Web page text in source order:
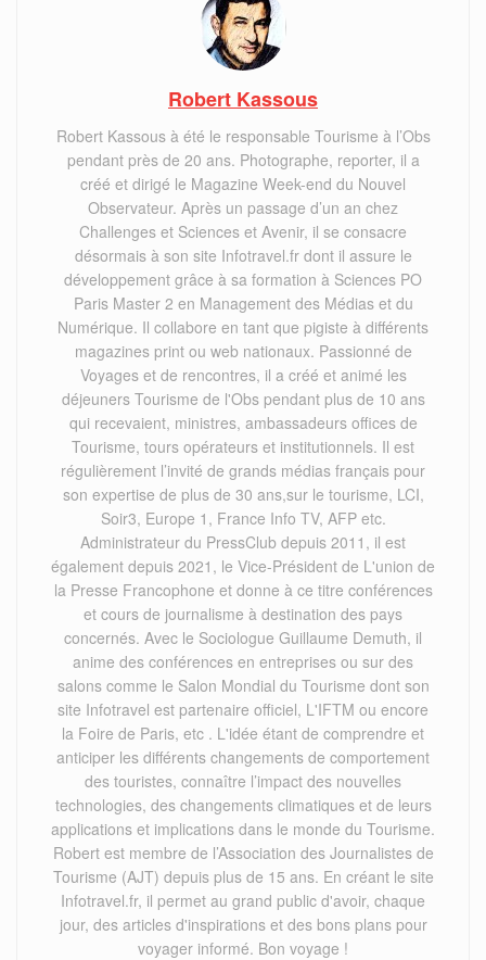
Robert Kassous
Robert Kassous à été le responsable Tourisme à l’Obs
pendant près de 20 ans. Photographe, reporter, il a
créé et dirigé le Magazine Week-end du Nouvel
Observateur. Après un passage d’un an chez
Challenges et Sciences et Avenir, il se consacre
désormais à son site Infotravel.fr dont il assure le
développement grâce à sa formation à Sciences PO
Paris Master 2 en Management des Médias et du
Numérique. Il collabore en tant que pigiste à différents
magazines print ou web nationaux. Passionné de
Voyages et de rencontres, il a créé et animé les
déjeuners Tourisme de l'Obs pendant plus de 10 ans
qui recevaient, ministres, ambassadeurs offices de
Tourisme, tours opérateurs et institutionnels. Il est
régulièrement l’invité de grands médias français pour
son expertise de plus de 30 ans,sur le tourisme, LCI,
Soir3, Europe 1, France Info TV, AFP etc.
Administrateur du PressClub depuis 2011, il est
également depuis 2021, le Vice-Président de L'union de
la Presse Francophone et donne à ce titre conférences
et cours de journalisme à destination des pays
concernés. Avec le Sociologue Guillaume Demuth, il
anime des conférences en entreprises ou sur des
salons comme le Salon Mondial du Tourisme dont son
site Infotravel est partenaire officiel, L'IFTM ou encore
la Foire de Paris, etc . L'idée étant de comprendre et
anticiper les différents changements de comportement
des touristes, connaître l’impact des nouvelles
technologies, des changements climatiques et de leurs
applications et implications dans le monde du Tourisme.
Robert est membre de l’Association des Journalistes de
Tourisme (AJT) depuis plus de 15 ans. En créant le site
Infotravel.fr, il permet au grand public d'avoir, chaque
jour, des articles d'inspirations et des bons plans pour
voyager informé. Bon voyage !